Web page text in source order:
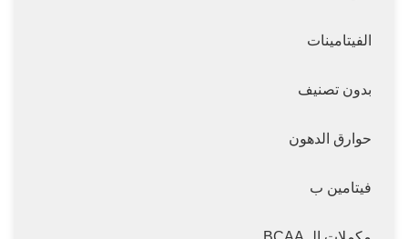
الفيتامينات
بدون تصنيف
حوارق الدهون
فيتامين ب